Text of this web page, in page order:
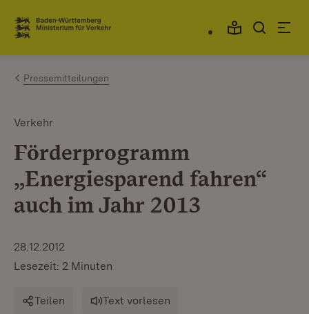
Zum Inhalt springen
Link zur Startseite
Pressemitteilungen
Verkehr
Förderprogramm
„Energiesparend fahren“
auch im Jahr 2013
28.12.2012
Lesezeit: 2 Minuten
Teilen Text vorlesen